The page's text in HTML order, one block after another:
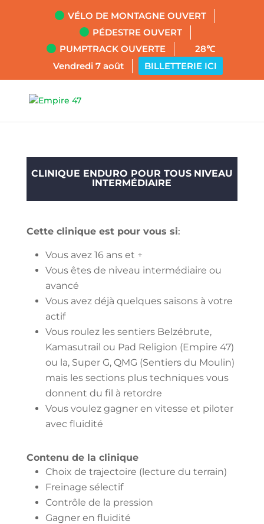
VÉLO DE MONTAGNE OUVERT
PÉDESTRE OUVERT
PUMPTRACK OUVERTE
28℃
Vendredi 7 août
BILLETTERIE ICI
CLINIQUE ENDURO POUR TOUS NIVEAU
INTERMÉDIAIRE
Cette clinique est pour vous si:
Vous avez 16 ans et +
Vous êtes de niveau intermédiaire ou
avancé
Vous avez déjà quelques saisons à votre
actif
Vous roulez les sentiers Belzébrute,
Kamasutrail ou Pad Religion (Empire 47)
ou la, Super G, QMG (Sentiers du Moulin)
mais les sections plus techniques vous
donnent du fil à retordre
Vous voulez gagner en vitesse et piloter
avec fluidité
Contenu de la clinique
Choix de trajectoire (lecture du terrain)
Freinage sélectif
Contrôle de la pression
Gagner en fluidité